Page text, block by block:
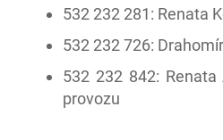
532 232 281: Renata
532 232 726:
532 232 842:
provozu